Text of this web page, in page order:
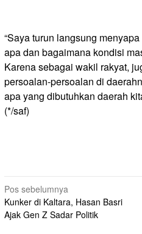
“Saya turun langsung
apa dan bagaimana kondisi
Karena sebagai wakil rakyat,
persoalan-persoalan di
apa yang dibutuhkan daerah
(*/saf)
Navigasi
pos
Pos sebelumnya
Kunker di Kaltara, Hasan Basri
Ajak Gen Z Sadar Politik